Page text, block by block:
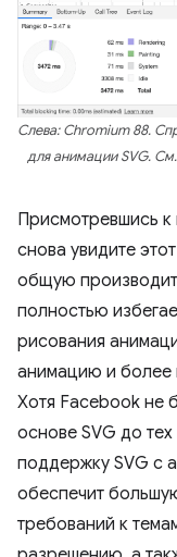
Слева: Chromium 88.
для анимации SVG.
Присмотревшись к
снова увидите
общую
полностью
рисования
анимацию и более
Хотя Facebook не
основе SVG до
поддержку SVG с
обеспечит
требований к